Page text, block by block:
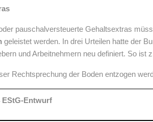
pauschalversteuerte Gehaltsextras
geleistet werden. In drei Urteilen hatte der
und Arbeitnehmern neu definiert. So ist
Rechtsprechung der Boden entzogen
EStG-Entwurf